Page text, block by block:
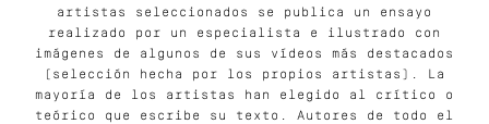
artistas seleccionados se publica un ensayo
realizado por un especialista e ilustrado con
imágenes de algunos de sus vídeos más destacados
(selección hecha por los propios artistas). La
mayoría de los artistas han elegido al crítico o
teórico que escribe su texto. Autores de todo el